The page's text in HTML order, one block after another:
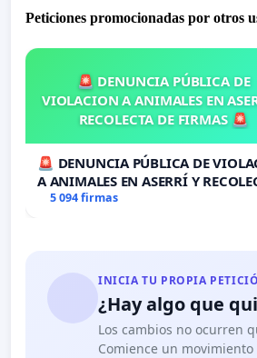
Peticiones promocionadas por otros
🚨 DENUNCIA PÚBLICA DE
VIOLACION A ANIMALES EN
RECOLECTA DE FIRMAS 🚨
🚨 DENUNCIA PÚBLICA DE
A ANIMALES EN ASERRÍ Y
DE FIRMAS 🚨
5 094 firmas
INICIA TU PROPIA
¿Hay algo que
Los cambios no ocurren
Comience un